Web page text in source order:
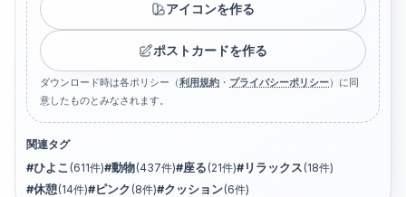
アイコンを作る
ポストカードを作る
ダウンロード時は各ポリシー（利用規約 ・ プライバシーポリシー）に同
意したものとみなされます。
関連タグ
#ひよこ (611件)#動物(437件)#座る (21件)# リラックス (18件)
#休憩(14件)#ピンク (8件)#クッション(6件)